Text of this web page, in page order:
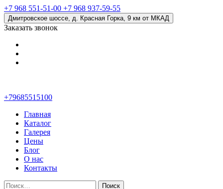
+7 968 551-51-00 +7 968 937-59-55
Дмитровское шоссе, д. Красная Горка, 9 км от МКАД
Заказать звонок
+79685515100
Главная
Каталог
Галерея
Цены
Блог
О нас
Контакты
Найти: